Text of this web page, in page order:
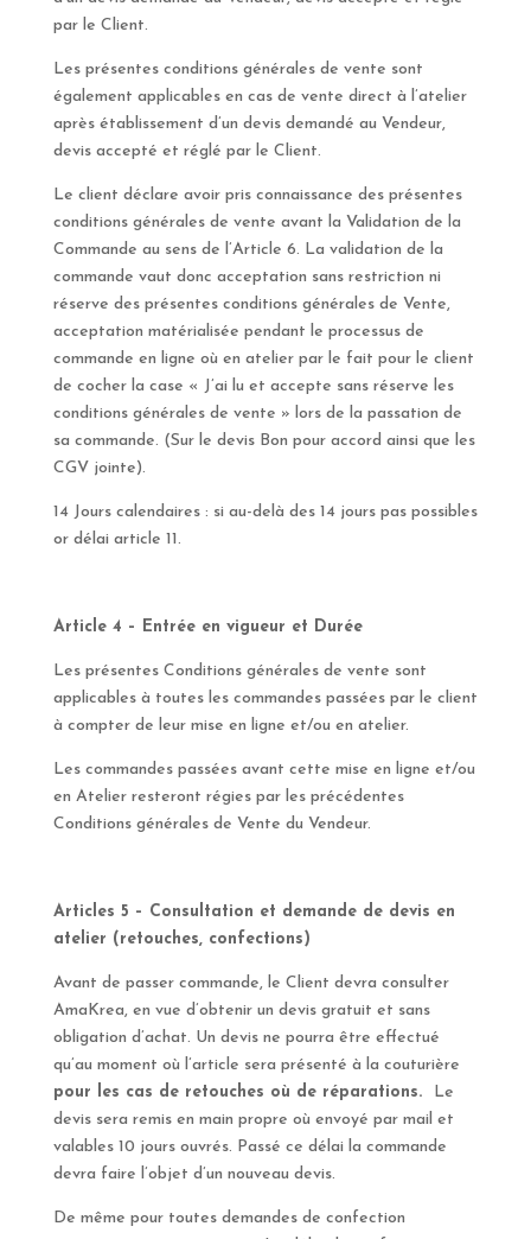
par le Client.
Les présentes conditions générales de vente sont
également applicables en cas de vente direct à l’atelier
après établissement d’un devis demandé au Vendeur,
devis accepté et réglé par le Client.
Le client déclare avoir pris connaissance des présentes
conditions générales de vente avant la Validation de la
Commande au sens de l’Article 6. La validation de la
commande vaut donc acceptation sans restriction ni
réserve des présentes conditions générales de Vente,
acceptation matérialisée pendant le processus de
commande en ligne où en atelier par le fait pour le client
de cocher la case « J’ai lu et accepte sans réserve les
conditions générales de vente » lors de la passation de
sa commande. (Sur le devis Bon pour accord ainsi que les
CGV jointe).
14 Jours calendaires : si au-delà des 14 jours pas possibles
or délai article 11.
Article 4 – Entrée en vigueur et Durée
Les présentes Conditions générales de vente sont
applicables à toutes les commandes passées par le client
à compter de leur mise en ligne et/ou en atelier.
Les commandes passées avant cette mise en ligne et/ou
en Atelier resteront régies par les précédentes
Conditions générales de Vente du Vendeur.
Articles 5 – Consultation et demande de devis en
atelier (retouches, confections)
Avant de passer commande, le Client devra consulter
AmaKrea, en vue d’obtenir un devis gratuit et sans
obligation d’achat. Un devis ne pourra être effectué
qu’au moment où l’article sera présenté à la couturière
pour les cas de retouches où de réparations. Le
devis sera remis en main propre où envoyé par mail et
valables 10 jours ouvrés. Passé ce délai la commande
devra faire l’objet d’un nouveau devis.
De même pour toutes demandes de confection